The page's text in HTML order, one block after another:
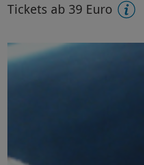
Tickets ab 39 Euro